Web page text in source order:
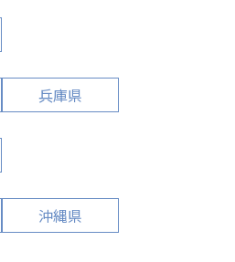
兵庫県
沖縄県